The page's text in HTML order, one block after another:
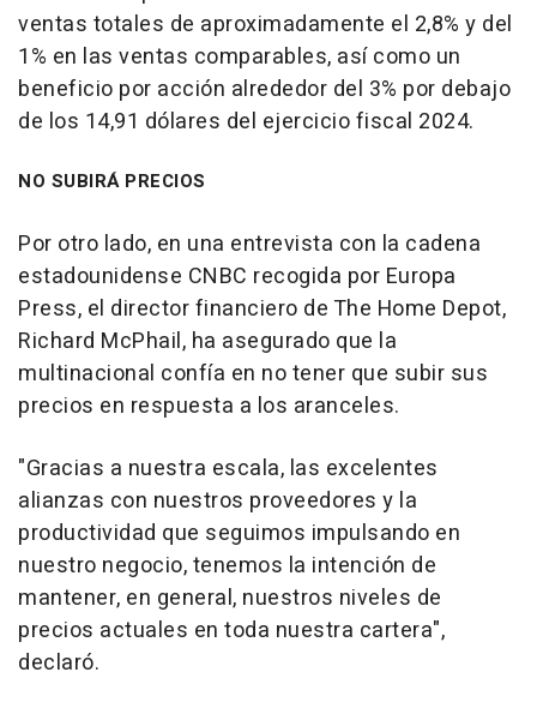
ventas totales de aproximadamente el 2,8% y del
1% en las ventas comparables, así como un
beneficio por acción alrededor del 3% por debajo
de los 14,91 dólares del ejercicio fiscal 2024.
NO SUBIRÁ PRECIOS
Por otro lado, en una entrevista con la cadena
estadounidense CNBC recogida por Europa
Press, el director financiero de The Home Depot,
Richard McPhail, ha asegurado que la
multinacional confía en no tener que subir sus
precios en respuesta a los aranceles.
"Gracias a nuestra escala, las excelentes
alianzas con nuestros proveedores y la
productividad que seguimos impulsando en
nuestro negocio, tenemos la intención de
mantener, en general, nuestros niveles de
precios actuales en toda nuestra cartera",
declaró.